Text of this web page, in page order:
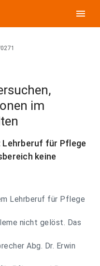
menu
im
Lehrberuf für Pflege
keine
Lehrberuf für Pflege
nicht gelöst. Das
Abg. Dr. Erwin